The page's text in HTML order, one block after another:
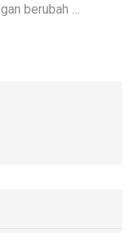
berubah …